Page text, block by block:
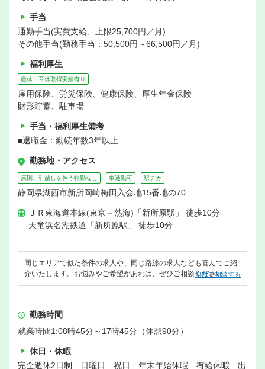
手当
通勤手当(実費支給、上限25,700円／月)
その他手当(勤務手当：50,500円～66,500円／月)
福利厚生
産休・育休取得実績有り
雇用保険、労災保険、健康保険、厚生年金保険
財形貯蓄、駐車場
手当・福利厚生備考
■退職金：勤続年数3年以上
勤務地・アクセス
原則、引越しを伴う転勤なし 車通勤可 駅チカ
静岡県湖西市新所岡崎梅田入会地15番地の70
ＪＲ東海道本線(東京－熱海)「新所原駅」 徒歩10分
天竜浜名湖鉄道「新所原駅」 徒歩10分
同じエリアで似た条件の求人や、同じ路線の求人なども喜んでご紹
介いたします。お悩みやご希望があれば、ぜひご相談ください。
無料で相談する
勤務時間
就業時間1:08時45分～17時45分（休憩90分）
休日・休暇
完全週休2日制 日曜日 祝日 年末年始休暇 有給休暇 出